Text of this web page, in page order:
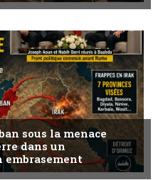
sous la menace
dans un
embrasement